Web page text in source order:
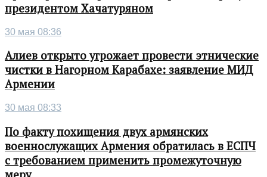
президентом Хачатуряном
30 мая 08:36
Алиев открыто угрожает провести этнические
чистки в Нагорном Карабахе: заявление МИД
Армении
30 мая 08:33
По факту похищения двух армянских
военнослужащих Армения обратилась в ЕСПЧ
с требованием применить промежуточную